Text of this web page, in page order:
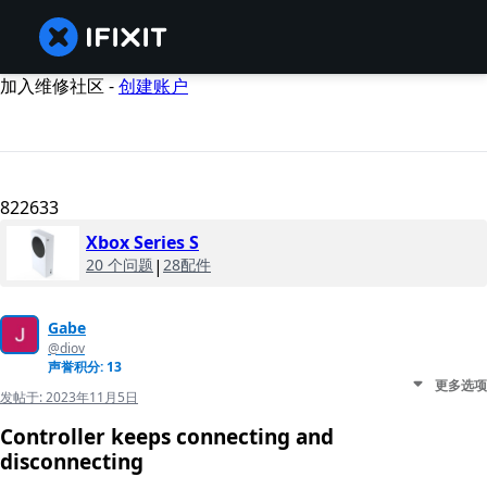
加入维修社区 -创建账户
822633
Xbox Series S
20 个问题 | 28配件
Gabe
@diov
声誉积分: 13
发帖于:2023年11月5日
更多选项
Controller keeps connecting and
disconnecting